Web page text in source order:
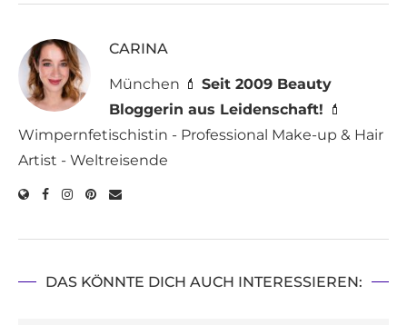
CARINA
München 💄 Seit 2009 Beauty
Bloggerin aus Leidenschaft! 💄
Wimpernfetischistin - Professional Make-up & Hair
Artist - Weltreisende
DAS KÖNNTE DICH AUCH INTERESSIEREN: